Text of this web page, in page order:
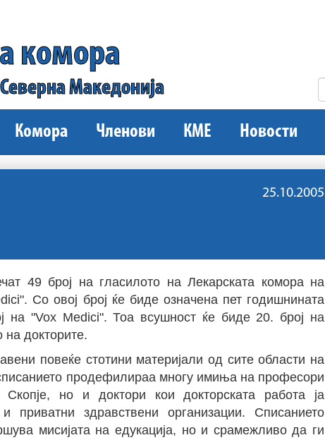
комора
Македонија
Комора Членови КМЕ Новости
25.10.2005
49 број на гласилото на Лекарската комора на
Со овој број ќе биде означена пет годишнината
на "Vox Medici". Тоа всушност ќе биде 20. број на
на докторите.
повеќе стотини материјали од сите области на
продефилираа многу имиња на професори
но и доктори кои докторската работа ја
приватни здравствени организации. Списанието
мисијата на едукација, но и срамежливо да ги